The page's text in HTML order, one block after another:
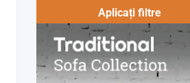
Aplicați filtre